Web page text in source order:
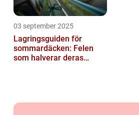
03 september 2025
Lagringsguiden för
sommardäcken: Felen
som halverar deras